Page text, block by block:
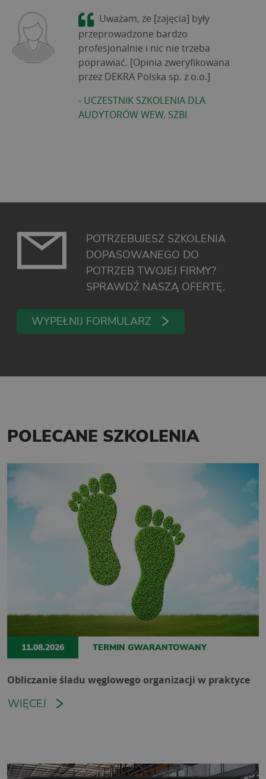
Uważam, że [zajęcia] były
przeprowadzone bardzo
profesjonalnie i nic nie trzeba
poprawiać. [Opinia zweryfikowana
przez DEKRA Polska sp. z o.o.]
- UCZESTNIK SZKOLENIA DLA
AUDYTORÓW WEW. SZBI
POTRZEBUJESZ SZKOLENIA
DOPASOWANEGO DO
POTRZEB TWOJEJ FIRMY?
SPRAWDŹ NASZĄ OFERTĘ.
WYPEŁNIJ FORMULARZ
POLECANE SZKOLENIA
11.08.2026 TERMIN GWARANTOWANY
Obliczanie śladu węglowego organizacji w praktyce
WIĘCEJ